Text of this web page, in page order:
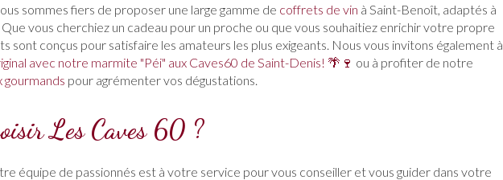
sommes fiers de proposer une large gamme de coffrets de vin à Saint-Benoît, adaptés à
vous cherchiez un cadeau pour un proche ou que vous souhaitiez enrichir votre propre
sont conçus pour satisfaire les amateurs les plus exigeants. Nous vous invitons également à
avec notre marmite "Péi" aux Caves60 de Saint-Denis! 🌴🍷 ou à profiter de notre
gourmands pour agrémenter vos dégustations.
Les Caves 60 ?
équipe de passionnés est à votre service pour vous conseiller et vous guider dans votre